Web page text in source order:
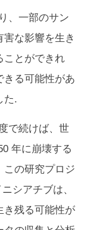
、一部のサン
な影響を生き
ことができれ
きる可能性があ
た.
で続けば、世
年に崩壊する
この研究プロジ
シアチブは、
き残る可能性が